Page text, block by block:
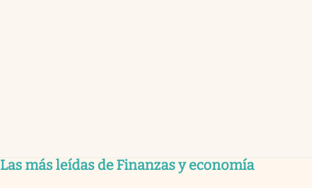
Las más leídas de Finanzas y economía